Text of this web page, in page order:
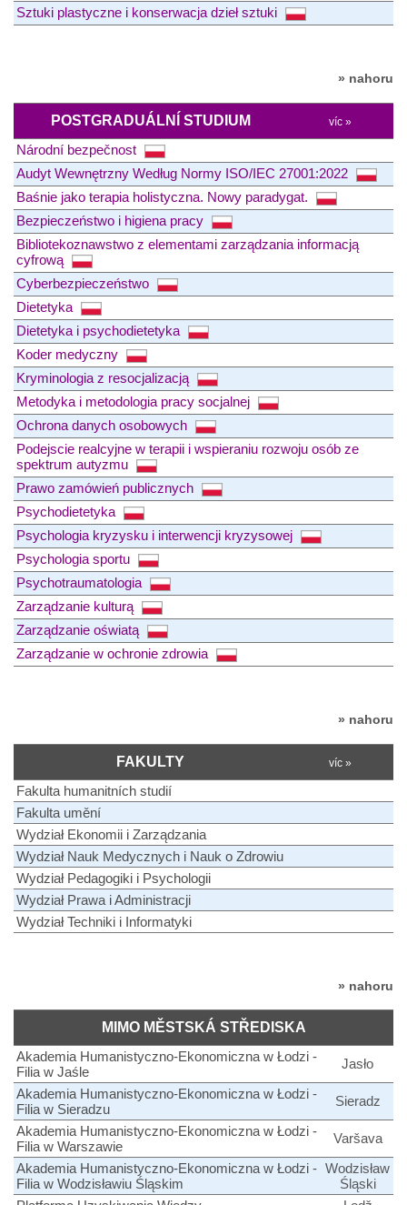
Sztuki plastyczne i konserwacja dzieł sztuki
» nahoru
POSTGRADUÁLNÍ STUDIUM víc »
Národní bezpečnost
Audyt Wewnętrzny Według Normy ISO/IEC 27001:2022
Baśnie jako terapia holistyczna. Nowy paradygat.
Bezpieczeństwo i higiena pracy
Bibliotekoznawstwo z elementami zarządzania informacją
cyfrową
Cyberbezpieczeństwo
Dietetyka
Dietetyka i psychodietetyka
Koder medyczny
Kryminologia z resocjalizacją
Metodyka i metodologia pracy socjalnej
Ochrona danych osobowych
Podejscie realcyjne w terapii i wspieraniu rozwoju osób ze
spektrum autyzmu
Prawo zamówień publicznych
Psychodietetyka
Psychologia kryzysku i interwencji kryzysowej
Psychologia sportu
Psychotraumatologia
Zarządzanie kulturą
Zarządzanie oświatą
Zarządzanie w ochronie zdrowia
» nahoru
FAKULTY víc »
Fakulta humanitních studií
Fakulta umění
Wydział Ekonomii i Zarządzania
Wydział Nauk Medycznych i Nauk o Zdrowiu
Wydział Pedagogiki i Psychologii
Wydział Prawa i Administracji
Wydział Techniki i Informatyki
» nahoru
MIMO MĚSTSKÁ STŘEDISKA
Akademia Humanistyczno-Ekonomiczna w Łodzi -
Filia w Jaśle
Jasło
Akademia Humanistyczno-Ekonomiczna w Łodzi -
Filia w Sieradzu
Sieradz
Akademia Humanistyczno-Ekonomiczna w Łodzi -
Filia w Warszawie
Varšava
Akademia Humanistyczno-Ekonomiczna w Łodzi -
Filia w Wodzisławiu Śląskim
Wodzisław
Śląski